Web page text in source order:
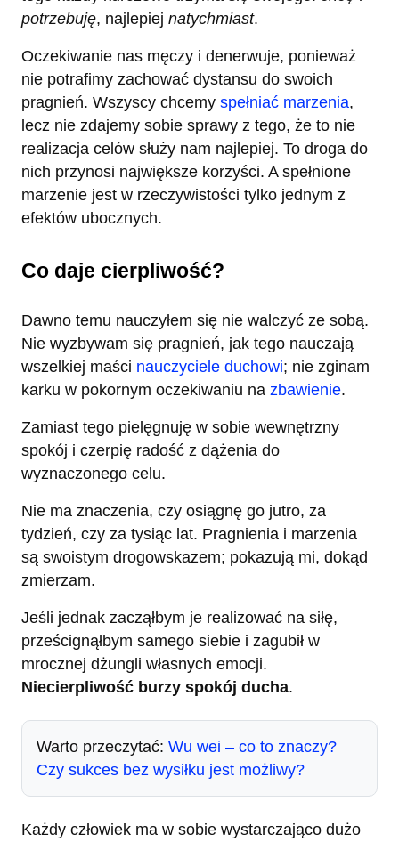
potrzebuję, najlepiej natychmiast.
Oczekiwanie nas męczy i denerwuje, ponieważ
nie potrafimy zachować dystansu do swoich
pragnień. Wszyscy chcemy spełniać marzenia,
lecz nie zdajemy sobie sprawy z tego, że to nie
realizacja celów służy nam najlepiej. To droga do
nich przynosi największe korzyści. A spełnione
marzenie jest w rzeczywistości tylko jednym z
efektów ubocznych.
Co daje cierpliwość?
Dawno temu nauczyłem się nie walczyć ze sobą.
Nie wyzbywam się pragnień, jak tego nauczają
wszelkiej maści nauczyciele duchowi; nie zginam
karku w pokornym oczekiwaniu na zbawienie.
Zamiast tego pielęgnuję w sobie wewnętrzny
spokój i czerpię radość z dążenia do
wyznaczonego celu.
Nie ma znaczenia, czy osiągnę go jutro, za
tydzień, czy za tysiąc lat. Pragnienia i marzenia
są swoistym drogowskazem; pokazują mi, dokąd
zmierzam.
Jeśli jednak zacząłbym je realizować na siłę,
prześcignąłbym samego siebie i zagubił w
mrocznej dżungli własnych emocji.
Niecierpliwość burzy spokój ducha.
Warto przeczytać: Wu wei – co to znaczy?
Czy sukces bez wysiłku jest możliwy?
Każdy człowiek ma w sobie wystarczająco dużo